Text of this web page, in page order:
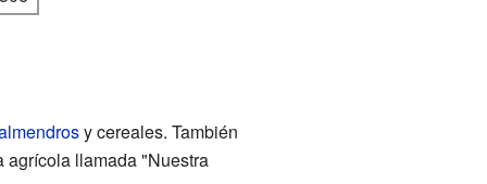
y cereales. También
agrícola llamada "Nuestra